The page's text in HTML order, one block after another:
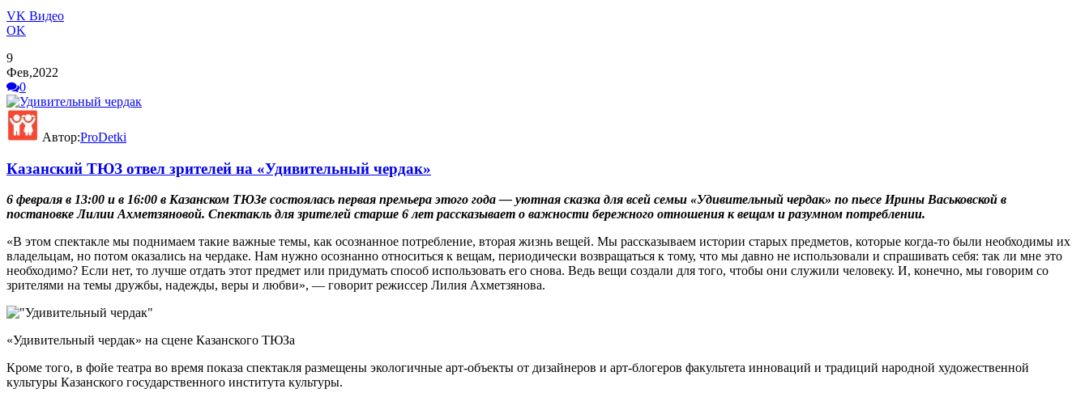
VK Видео
OK
9
Фев,2022
0
Автор:ProDetki
Казанский ТЮЗ отвел зрителей на «Удивительный чердак»
6 февраля в 13:00 и в 16:00 в Казанском ТЮЗе состоялась первая премьера этого года — уютная сказка для всей семьи «Удивительный чердак» по пьесе Ирины Васьковской в
постановке Лилии Ахметзяновой. Спектакль для зрителей старше 6 лет рассказывает о важности бережного отношения к вещам и разумном потреблении.
«В этом спектакле мы поднимаем такие важные темы, как осознанное потребление, вторая жизнь вещей. Мы рассказываем истории старых предметов, которые когда-то были необходимы их
владельцам, но потом оказались на чердаке. Нам нужно осознанно относиться к вещам, периодически возвращаться к тому, что мы давно не использовали и спрашивать себя: так ли мне это
необходимо? Если нет, то лучше отдать этот предмет или придумать способ использовать его снова. Ведь вещи создали для того, чтобы они служили человеку. И, конечно, мы говорим со
зрителями на темы дружбы, надежды, веры и любви», — говорит режиссер Лилия Ахметзянова.
«Удивительный чердак» на сцене Казанского ТЮЗа
Кроме того, в фойе театра во время показа спектакля размещены экологичные арт-объекты от дизайнеров и арт-блогеров факультета инноваций и традиций народной художественной
культуры Казанского государственного института культуры.